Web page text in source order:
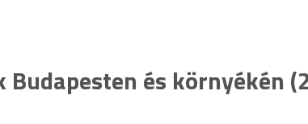
Budapesten és környékén